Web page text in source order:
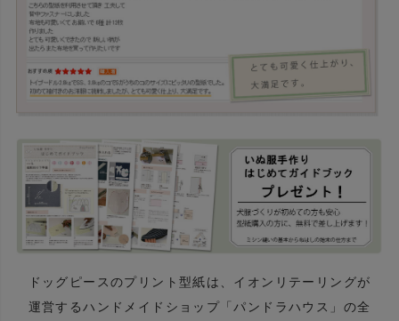
ドッグピースのプリント型紙は、イオンリテーリングが
運営するハンドメイドショップ「パンドラハウス」の全